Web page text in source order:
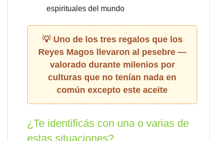
espirituales del mundo
Uno de los tres regalos que los
Reyes Magos llevaron al pesebre —
valorado durante milenios por
culturas que no tenían nada en
común excepto este aceite
¿Te identificás con una o varias de
estas situaciones?